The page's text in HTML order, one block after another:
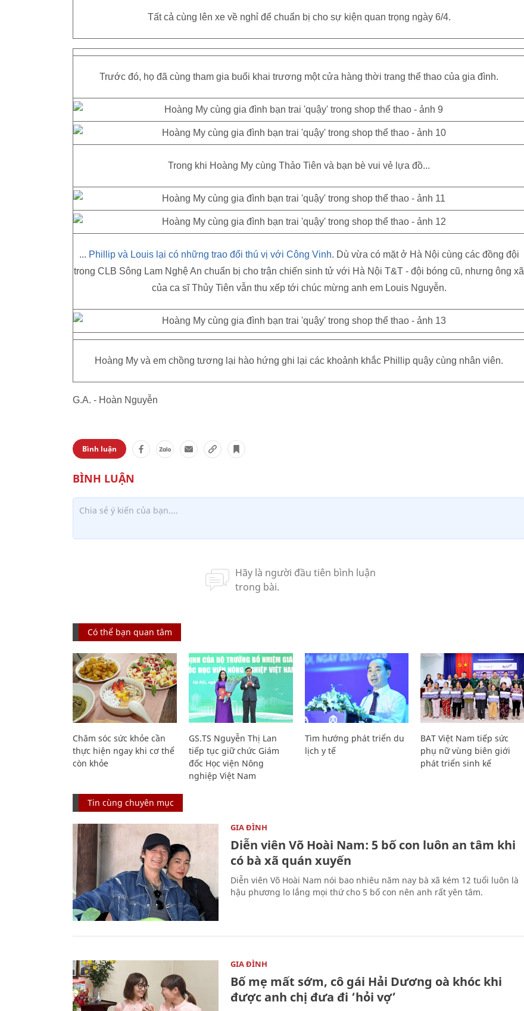
Tất cả cùng lên xe về nghỉ để chuẩn bị cho sự kiện quan trọng ngày 6/4.
Trước đó, họ đã cùng tham gia buổi khai trương một cửa hàng thời trang thể thao của gia đình.
Trong khi Hoàng My cùng Thảo Tiên và bạn bè vui vẻ lựa đồ...
... Phillip và Louis lại có những trao đổi thú vị với Công Vinh. Dù vừa có mặt ở Hà Nội cùng các đồng đội
trong CLB Sông Lam Nghệ An chuẩn bị cho trận chiến sinh tử với Hà Nội T&T - đội bóng cũ, nhưng ông xã
của ca sĩ Thủy Tiên vẫn thu xếp tới chúc mừng anh em Louis Nguyễn.
Hoàng My và em chồng tương lại hào hứng ghi lại các khoảnh khắc Phillip quậy cùng nhân viên.
G.A. - Hoàn Nguyễn
Bình luận
Có thể bạn quan tâm
Chăm sóc sức khỏe cần
thực hiện ngay khi cơ thể
còn khỏe
GS.TS Nguyễn Thị Lan
tiếp tục giữ chức Giám
đốc Học viện Nông
nghiệp Việt Nam
Tìm hướng phát triển du
lịch y tế
BAT Việt Nam tiếp sức
phụ nữ vùng biên giới
phát triển sinh kế
Tin cùng chuyên mục
GIA ĐÌNH
Diễn viên Võ Hoài Nam: 5 bố con luôn an tâm khi
có bà xã quán xuyến
Diễn viên Võ Hoài Nam nói bao nhiêu năm nay bà xã kém 12 tuổi luôn là
hậu phương lo lắng mọi thứ cho 5 bố con nên anh rất yên tâm.
GIA ĐÌNH
Bố mẹ mất sớm, cô gái Hải Dương oà khóc khi
được anh chị đưa đi ‘hỏi vợ’